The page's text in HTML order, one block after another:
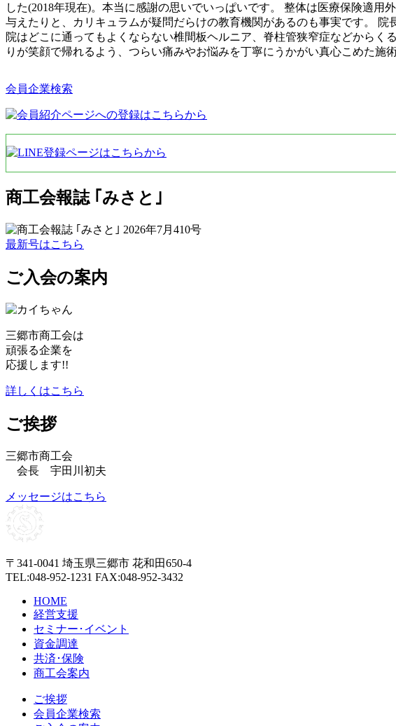
した(2018年現在)。本当に感謝の思いでいっぱいです。 整体は医療保険適
与えたりと、カリキュラムが疑問だらけの教育機関があるのも事実です。
院はどこに通ってもよくならない椎間板ヘルニア、脊柱管狭窄症などから
りが笑顔で帰れるよう、つらい痛みやお悩みを丁寧にうかがい真心こめた施
会員企業検索
商工会報誌 ｢みさと｣
最新号はこちら
ご入会の案内
三郷市商工会は
頑張る企業を
応援します!!
詳しくはこちら
ご挨拶
三郷市商工会
会長 宇田川初夫
メッセージはこちら
〒341-0041 埼玉県三郷市 花和田650-4
TEL:048-952-1231 FAX:048-952-3432
HOME
経営支援
セミナー･イベント
資金調達
共済･保険
商工会案内
ご挨拶
会員企業検索